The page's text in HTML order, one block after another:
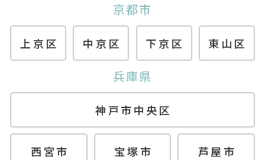
京都市
上京区 中京区 下京区 東山区
兵庫県
神戸市中央区
西宮市 宝塚市 芦屋市